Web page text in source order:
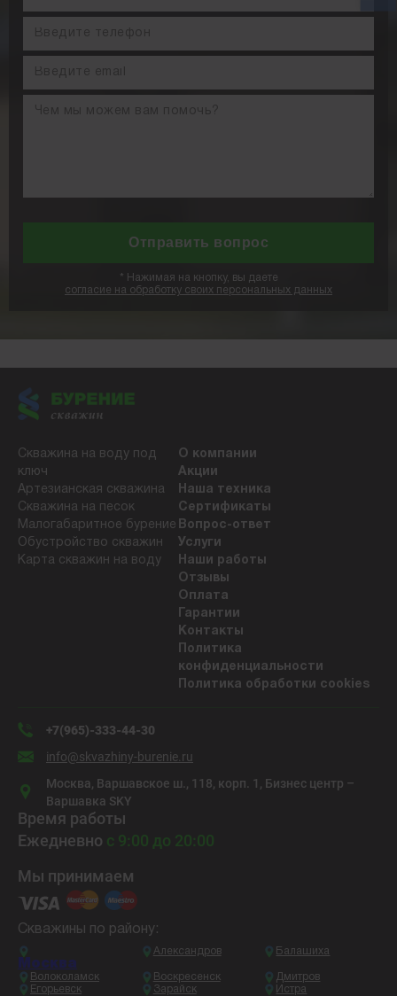
* Нажимая на кнопку, вы даете
согласие на обработку своих персональных данных
Скважина на воду под
ключ
Артезианская скважина
Скважина на песок
Малогабаритное бурение
Обустройство скважин
Карта скважин на воду
О компании
Акции
Наша техника
Сертификаты
Вопрос-ответ
Услуги
Наши работы
Отзывы
Оплата
Гарантии
Контакты
Политика
конфиденциальности
Политика обработки cookies
+7(965)-333-44-30
info@skvazhiny-burenie.ru
Москва, Варшавское ш., 118, корп. 1, Бизнес центр –
Варшавка SKY
Время работы
Ежедневно с 9:00 до 20:00
Мы принимаем
Скважины по району:
Москва
Александров Балашиха
Волоколамск Воскресенск
Дмитров
Егорьевск
Зарайск Истра